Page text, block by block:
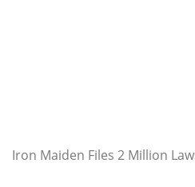
Iron Maiden Files 2 Million